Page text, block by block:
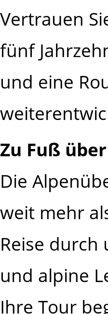
Vertrauen
fünf
und eine
Zu Fuß
Die
weit mehr
Reise durch
und alpine
Ihre Tour